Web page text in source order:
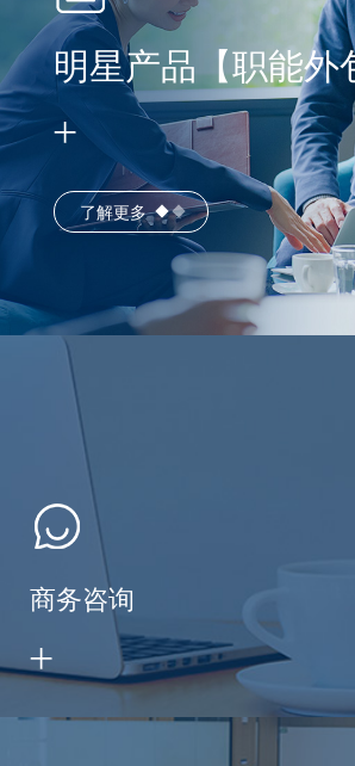
明星产品【职能外
了解更多
商务咨询